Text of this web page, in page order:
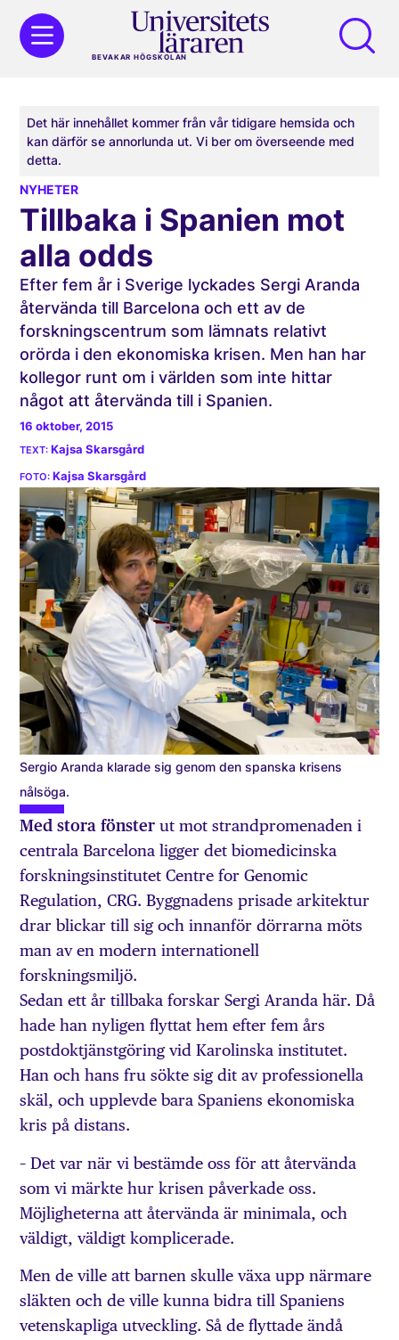
BEVAKAR HÖGSKOLAN
Det här innehållet kommer från vår tidigare hemsida och
kan därför se annorlunda ut. Vi ber om överseende med
detta.
NYHETER
Tillbaka i Spanien mot
alla odds
Efter fem år i Sverige lyckades Sergi Aranda
återvända till Barcelona och ett av de
forskningscentrum som lämnats relativt
orörda i den ekonomiska krisen. Men han har
kollegor runt om i världen som inte hittar
något att återvända till i Spanien.
16 oktober, 2015
Kajsa Skarsgård
Kajsa Skarsgård
Sergio Aranda klarade sig genom den spanska krisens
nålsöga.
Med stora fönster ut mot strandpromenaden i
centrala Barcelona ligger det biomedicinska
forskningsinstitutet Centre for Genomic
Regulation, CRG. Byggnadens prisade arkitektur
drar blickar till sig och innanför dörrarna möts
man av en modern internationell
forskningsmiljö.
Sedan ett år tillbaka forskar Sergi Aranda här. Då
hade han nyligen flyttat hem efter fem års
postdoktjänstgöring vid Karolinska institutet.
Han och hans fru sökte sig dit av professionella
skäl, och upplevde bara Spaniens ekonomiska
kris på distans.
– Det var när vi bestämde oss för att återvända
som vi märkte hur krisen påverkade oss.
Möjligheterna att återvända är minimala, och
väldigt, väldigt komplicerade.
Men de ville att barnen skulle växa upp närmare
släkten och de ville kunna bidra till Spaniens
vetenskapliga utveckling. Så de flyttade ändå